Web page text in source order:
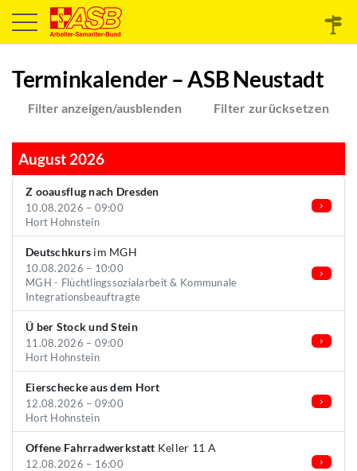
Terminkalender – ASB Neustadt
Filter anzeigen/ausblenden Filter zurücksetzen
August 2026
Z ooausflug nach Dresden
10.08.2026 – 09:00
Hort Hohnstein
Deutschkurs im MGH
10.08.2026 – 10:00
MGH - Flüchtlingssozialarbeit & Kommunale
Integrationsbeauftragte
Ü ber Stock und Stein
11.08.2026 – 09:00
Hort Hohnstein
Eierschecke aus dem Hort
12.08.2026 – 09:00
Hort Hohnstein
Offene Fahrradwerkstatt Keller 11 A
12.08.2026 – 16:00